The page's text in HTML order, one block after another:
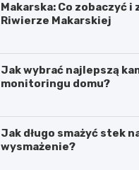
Makarska: Co zobaczyć i
Riwierze Makarskiej
Jak wybrać najlepszą
monitoringu domu?
Jak długo smażyć stek
wysmażenie?